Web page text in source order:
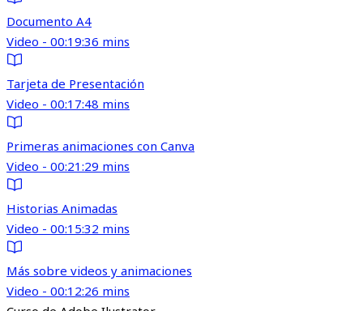
Documento A4
Video - 00:19:36 mins
Tarjeta de Presentación
Video - 00:17:48 mins
Primeras animaciones con Canva
Video - 00:21:29 mins
Historias Animadas
Video - 00:15:32 mins
Más sobre videos y animaciones
Video - 00:12:26 mins